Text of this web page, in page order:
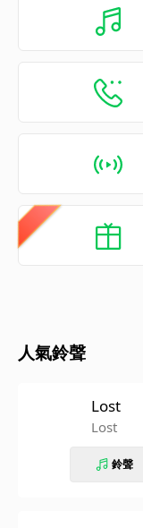
人氣鈴聲
Lost
Lost
鈴聲